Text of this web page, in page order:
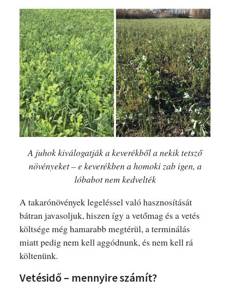
A juhok kiválogatják a keverékből a nekik tetsző
növényeket – e keverékben a homoki zab igen, a
lóbabot nem kedvelték
A takarónövények legeléssel való hasznosítását
bátran javasoljuk, hiszen így a vetőmag és a vetés
költsége még hamarabb megtérül, a terminálás
miatt pedig nem kell aggódnunk, és nem kell rá
költenünk.
Vetésidő – mennyire számít?